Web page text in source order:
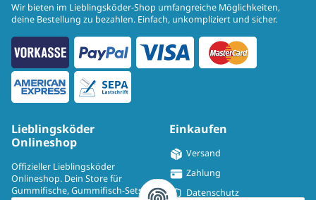
Wir bieten im Lieblingsköder-Shop umfangreiche Möglichkeiten,
deine Bestellung zu bezahlen. Einfach, unkompliziert und sicher.
Lieblingsköder
Onlineshop
Offizieller Lieblingsköder
Onlineshop. Dein Store für
Gummifische, Gummifisch-Sets,
Einkaufen
Versand
Zahlung
Datenschutz